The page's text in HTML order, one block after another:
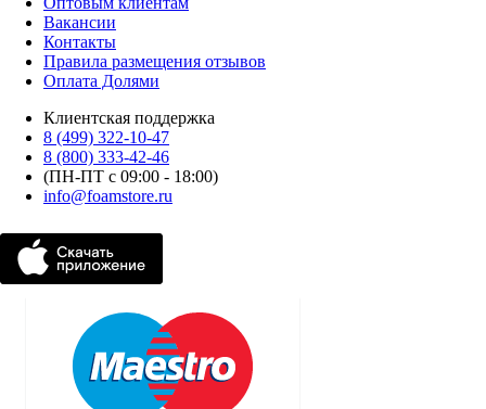
Вакансии
Контакты
Правила размещения отзывов
Оплата Долями
Клиентская поддержка
8 (499) 322-10-47
8 (800) 333-42-46
(ПН-ПТ с 09:00 - 18:00)
info@foamstore.ru